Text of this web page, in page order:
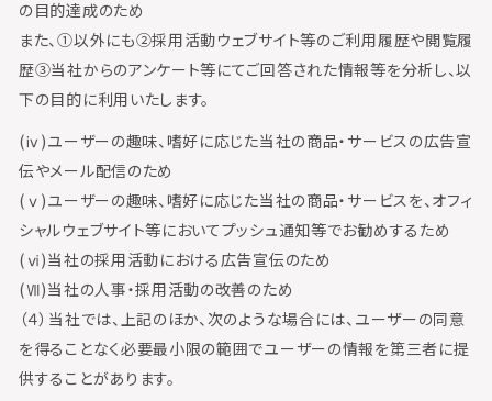
の目的達成のため
また、①以外にも②採用活動ウェブサイト等のご利用履歴や閲覧履
歴③当社からのアンケート等にてご回答された情報等を分析し、以
下の目的に利用いたします。
(ⅳ)ユーザーの趣味、嗜好に応じた当社の商品・サービスの広告宣
伝やメール配信のため
(ⅴ)ユーザーの趣味、嗜好に応じた当社の商品・サービスを、オフィ
シャルウェブサイト等においてプッシュ通知等でお勧めするため
(ⅵ)当社の採用活動における広告宣伝のため
(Ⅶ)当社の人事・採用活動の改善のため
（４）当社では、上記のほか、次のような場合には、ユーザーの同意
を得ることなく必要最小限の範囲でユーザーの情報を第三者に提
供することがあります。